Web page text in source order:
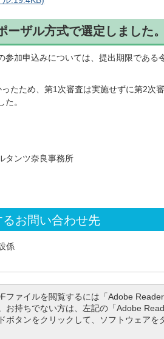
ーザル方式で選定しました。
参加申込みについては、提出期限である
たため、第1次審査は実施せずに第2次
。
タンツ奈良事務所
お問い合わせ先
係
ファイルを閲覧するには「Adobe
お持ちでない方は、左記の「Adobe
ボタンをクリックして、ソフトウェアを